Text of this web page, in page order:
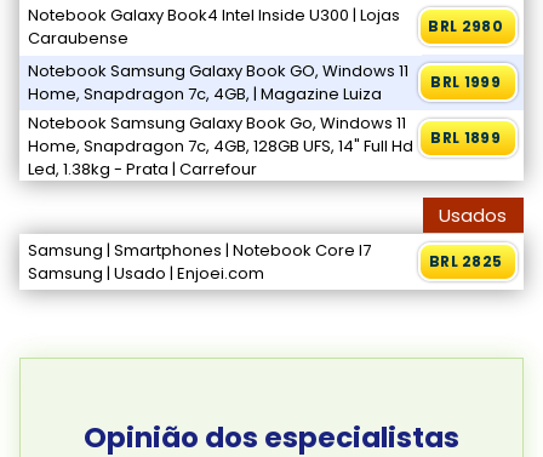
Notebook Galaxy Book4 Intel Inside U300 | Lojas
Caraubense
BRL 2980
Notebook Samsung Galaxy Book GO, Windows 11
Home, Snapdragon 7c, 4GB, | Magazine Luiza
BRL 1999
Notebook Samsung Galaxy Book Go, Windows 11
Home, Snapdragon 7c, 4GB, 128GB UFS, 14" Full Hd
Led, 1.38kg - Prata | Carrefour
BRL 1899
Usados
Samsung | Smartphones | Notebook Core I7
Samsung | Usado | Enjoei.com
BRL 2825
Opinião dos especialistas